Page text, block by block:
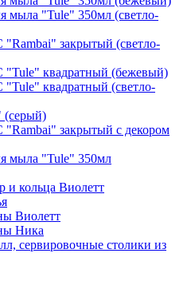
мыла "Tule" 350мл (светло-
закрытый (светло-
"Tule" квадратный (бежевый)
квадратный (светло-
(серый)
"Rambai" закрытый с декором
мыла "Tule" 350мл
и кольца Виолетт
Виолетт
Ника
сервировочные столики из